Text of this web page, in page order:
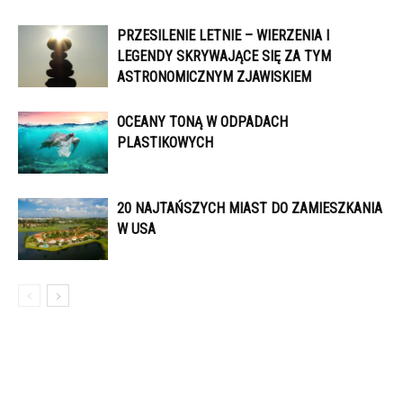
PRZESILENIE LETNIE – WIERZENIA I
LEGENDY SKRYWAJĄCE SIĘ ZA TYM
ASTRONOMICZNYM ZJAWISKIEM
OCEANY TONĄ W ODPADACH
PLASTIKOWYCH
20 NAJTAŃSZYCH MIAST DO ZAMIESZKANIA
W USA